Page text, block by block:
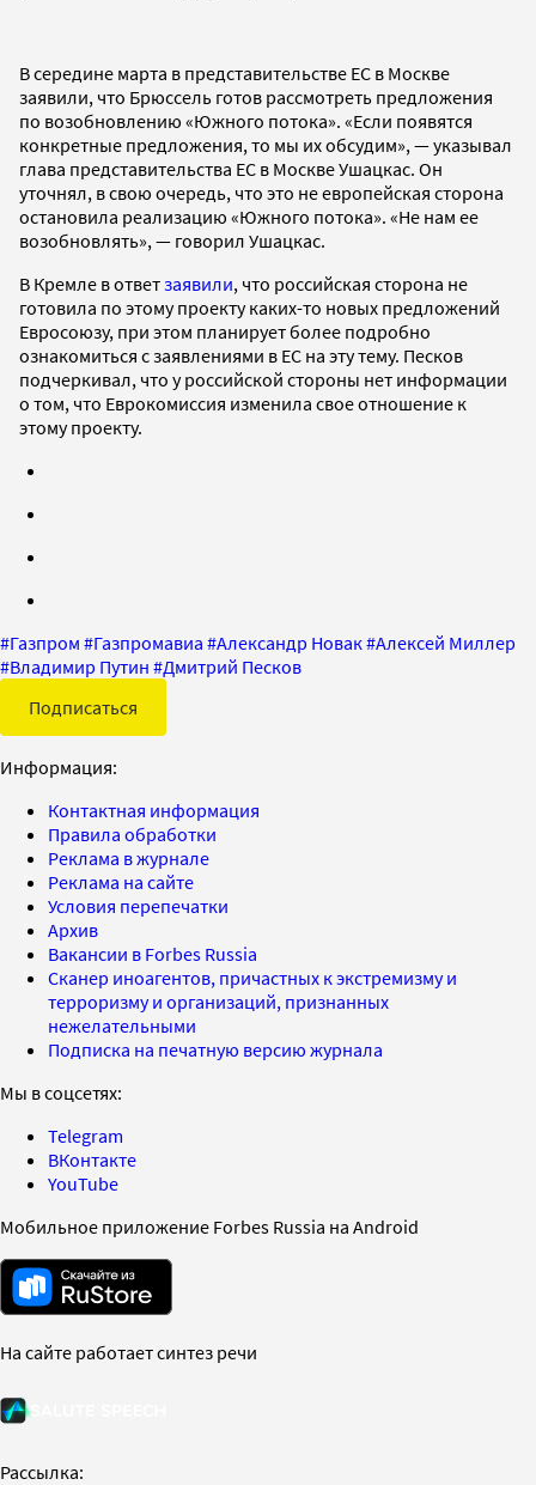
В середине марта в представительстве ЕС в Москве
заявили, что Брюссель готов рассмотреть предложения
по возобновлению «Южного потока». «Если появятся
конкретные предложения, то мы их обсудим», — указывал
глава представительства ЕС в Москве Ушацкас. Он
уточнял, в свою очередь, что это не европейская сторона
остановила реализацию «Южного потока». «Не нам ее
возобновлять», — говорил Ушацкас.
В Кремле в ответзаявили, что российская сторона не
готовила по этому проекту каких-то новых предложений
Евросоюзу, при этом планирует более подробно
ознакомиться с заявлениями в ЕС на эту тему. Песков
подчеркивал, что у российской стороны нет информации
о том, что Еврокомиссия изменила свое отношение к
этому проекту.
#Газпром #Газпромавиа #Александр Новак#Алексей Миллер
#Владимир Путин #Дмитрий Песков
Подписаться
Информация:
Контактная информация
Правила обработки
Реклама в журнале
Реклама на сайте
Условия перепечатки
Архив
Вакансии в Forbes Russia
Сканер иноагентов, причастных к экстремизму и
терроризму и организаций, признанных
нежелательными
Подписка на печатную версию журнала
Мы в соцсетях:
Telegram
ВКонтакте
YouTube
Мобильное приложение Forbes Russia на Android
На сайте работает синтез речи
Рассылка: